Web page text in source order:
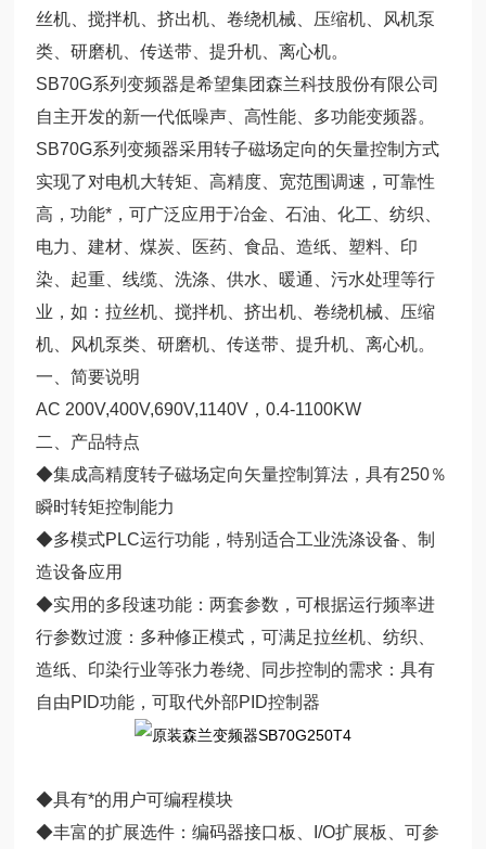
丝机、搅拌机、挤出机、卷绕机械、压缩机、风机泵
类、研磨机、传送带、提升机、离心机。
SB70G系列变频器是希望集团森兰科技股份有限公司
自主开发的新一代低噪声、高性能、多功能变频器。
SB70G系列变频器采用转子磁场定向的矢量控制方式
实现了对电机大转矩、高精度、宽范围调速，可靠性
高，功能*，可广泛应用于冶金、石油、化工、纺织、
电力、建材、煤炭、医药、食品、造纸、塑料、印
染、起重、线缆、洗涤、供水、暖通、污水处理等行
业，如：拉丝机、搅拌机、挤出机、卷绕机械、压缩
机、风机泵类、研磨机、传送带、提升机、离心机。
一、简要说明
AC 200V,400V,690V,1140V，0.4-1100KW
二、产品特点
◆集成高精度转子磁场定向矢量控制算法，具有250％
瞬时转矩控制能力
◆多模式PLC运行功能，特别适合工业洗涤设备、制
造设备应用
◆实用的多段速功能：两套参数，可根据运行频率进
行参数过渡：多种修正模式，可满足拉丝机、纺织、
造纸、印染行业等张力卷绕、同步控制的需求：具有
自由PID功能，可取代外部PID控制器
◆具有*的用户可编程模块
◆丰富的扩展选件：编码器接口板、I/O扩展板、可参